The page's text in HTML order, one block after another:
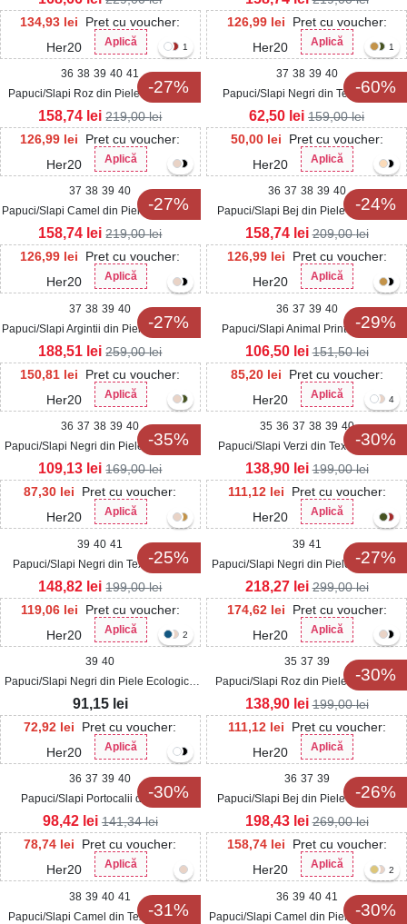
134,93 lei
Pret cu voucher:
Her20
Aplică
126,99 lei
Pret cu voucher:
Her20
Aplică
-27%
1
36 38 39 40 41
Papuci/Slapi Roz din Piele Ecologica
Enria
126,99 lei
Pret cu voucher:
Her20
Aplică
158,74 lei 219,00lei
-60%
1
37 38 39 40
Papuci/Slapi Negri din Textil Daria
50,00 lei
Pret cu voucher:
Her20
Aplică
62,50 lei 159,00lei
-27%
37 38 39 40
Papuci/Slapi Camel din Piele Ecologica
Torya
126,99 lei
Pret cu voucher:
Her20
Aplică
158,74 lei 219,00lei
-24%
36 37 38 39 40
Papuci/Slapi Bej din Piele Ecologica
Yarky
126,99 lei
Pret cu voucher:
Her20
Aplică
158,74 lei 209,00lei
-27%
37 38 39 40
Papuci/Slapi Argintii din Piele Ecologica
Intoarsa Sarais
150,81 lei
Pret cu voucher:
Her20
Aplică
188,51 lei 259,00lei
-29%
36 37 39 40
Papuci/Slapi Animal Print din Piele
Ecologica Wiktoria
85,20 lei
Pret cu voucher:
Her20
Aplică
106,50 lei 151,50lei
-35%
36 37 38 39 40
Papuci/Slapi Negri din Piele Ecologica
Intoarsa Lyvie
87,30 lei
Pret cu voucher:
Her20
Aplică
109,13 lei 169,00lei
-30%
4
35 36 37 38 39 40
Papuci/Slapi Verzi din Textil Kambry
111,12 lei
Pret cu voucher:
Her20
Aplică
138,90 lei 199,00lei
-25%
39 40 41
Papuci/Slapi Negri din Textil Navari
119,06 lei
Pret cu voucher:
Her20
Aplică
148,82 lei 199,00lei
-27%
39 41
Papuci/Slapi Negri din Piele Ecologica
Intoarsa Halya
174,62 lei
Pret cu voucher:
Her20
Aplică
218,27 lei 299,00lei
2
39 40
Papuci/Slapi Negri din Piele Ecologica
Oxana
72,92 lei
Pret cu voucher:
Her20
Aplică
91,15 lei
-30%
35 37 39
Papuci/Slapi Roz din Piele Ecologica
Marisey
111,12 lei
Pret cu voucher:
Her20
Aplică
138,90 lei 199,00lei
-30%
36 37 39 40
Papuci/Slapi Portocalii din Piele
Ecologica Zetay
78,74 lei
Pret cu voucher:
Her20
Aplică
98,42 lei 141,34lei
-26%
36 37 39
Papuci/Slapi Bej din Piele Ecologica
Intoarsa Telna
158,74 lei
Pret cu voucher:
Her20
Aplică
198,43 lei 269,00lei
-31%
38 39 40 41
Papuci/Slapi Camel din Textil Maddie
-30%
2
36 39 40 41
Papuci/Slapi Camel din Piele Ecologica